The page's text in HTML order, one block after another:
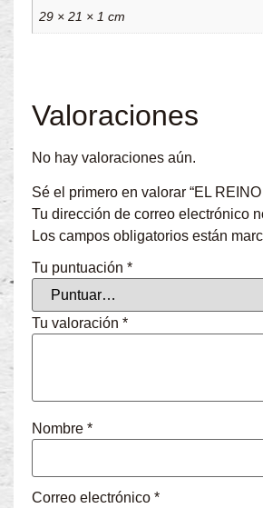
29 × 21 × 1 cm
Valoraciones
No hay valoraciones aún.
Sé el primero en valorar “EL
Tu dirección de correo electrónico
Los campos obligatorios están
Tu puntuación *
Tu valoración *
Nombre *
Correo electrónico *